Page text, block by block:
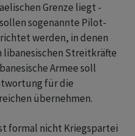
Grenze liegt -
sogenannte Pilot-
werden, in denen
libanesischen Streitkräfte
Armee soll
für die
übernehmen.
formal nicht Kriegspartei